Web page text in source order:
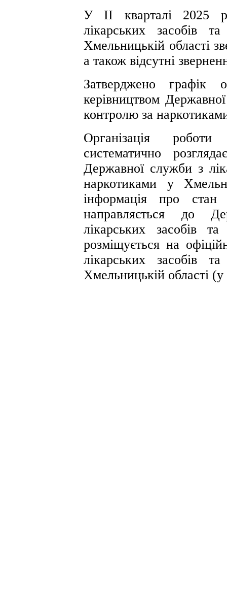
У ІІ кварталі 2025
лікарських засобів
Хмельницькій області
а також відсутні
Затверджено графік
керівництвом
контролю за
Організація
систематично
Державної служби з
наркотиками у
інформація про стан
направляється до
лікарських засобів
розміщується на
лікарських засобів
Хмельницькій області